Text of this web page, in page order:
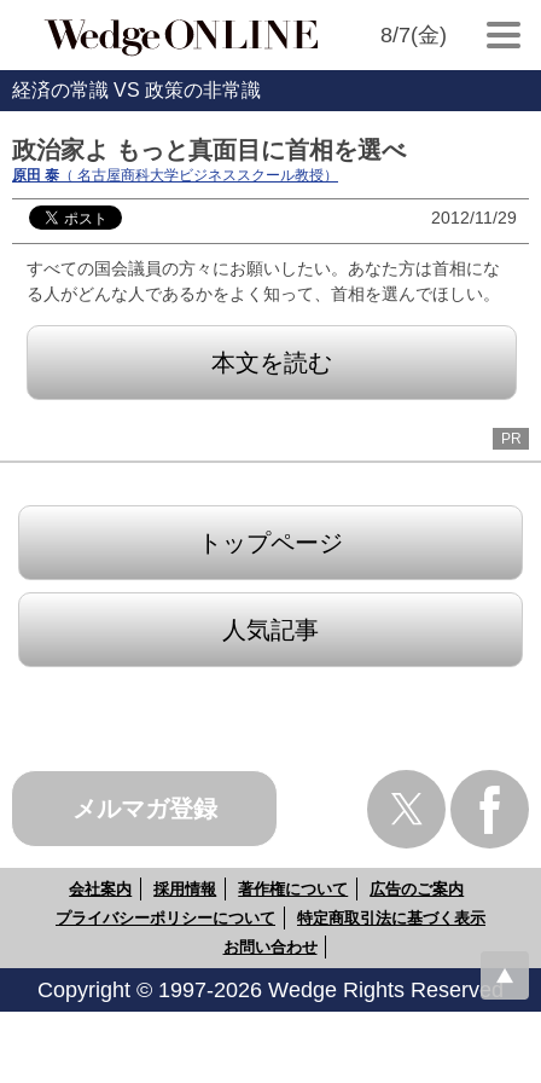
8/7(金)
経済の常識 VS 政策の非常識
政治家よ もっと真面目に首相を選べ
原田 泰 （ 名古屋商科大学ビジネススクール教授）
2012/11/29
すべての国会議員の方々にお願いしたい。あなた方は首相にな
る人がどんな人であるかをよく知って、首相を選んでほしい。
本文を読む
PR
トップページ
人気記事
メルマガ登録
会社案内 採用情報 著作権について
広告のご案内
プライバシーポリシーについて
特定商取引法に基づく表示
お問い合わせ
Copyright © 1997-2026 Wedge Rights Reserved